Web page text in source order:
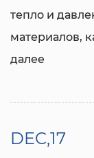
тепло и
материалов,
далее
DEC,17